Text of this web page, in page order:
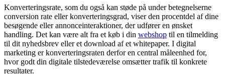
Konverteringsrate, som du også kan støde på under betegnelserne
conversion rate eller konverteringsgrad, viser den procentdel af dine
besøgende eller annonceinteraktioner, der udfører en ønsket
handling. Det kan være alt fra et køb i din webshop til en tilmelding
til dit nyhedsbrev eller et download af et whitepaper. I digital
marketing er konverteringsraten derfor en central måleenhed for,
hvor godt din digitale tilstedeværelse omsætter trafik til konkrete
resultater.